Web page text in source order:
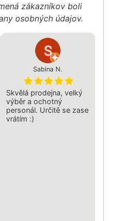
zákazníkov boli
osobných údajov.
Sabina N.
Skvělá prodejna, velký
výběr a ochotný
personál. Určitě se zase
vrátím :)